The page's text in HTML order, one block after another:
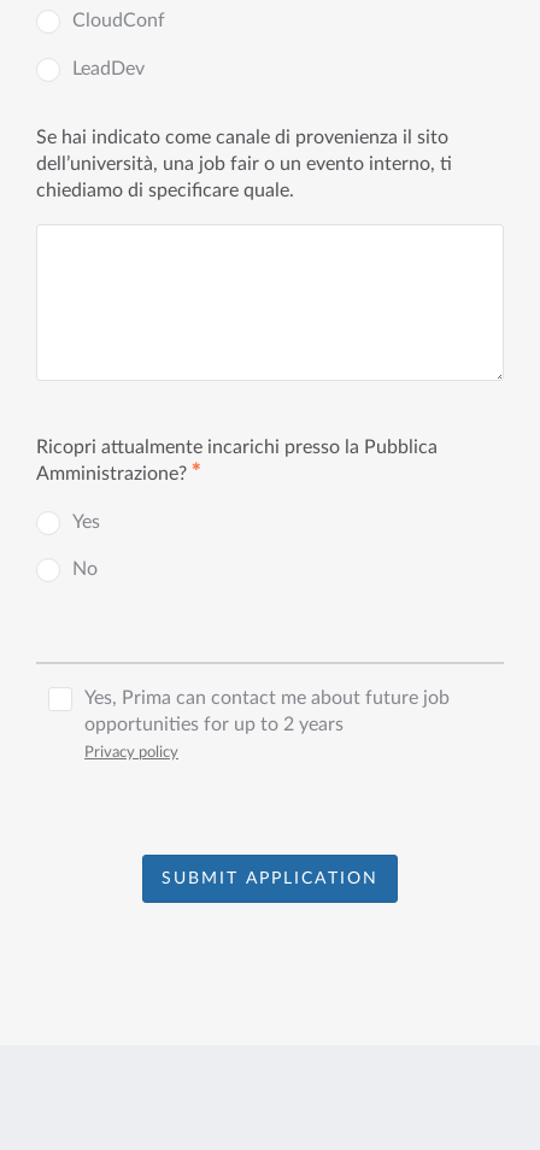
CloudConf
LeadDev
Se hai indicato come canale di provenienza il sito
dell’università, una job fair o un evento interno, ti
chiediamo di specificare quale.
Ricopri attualmente incarichi presso la Pubblica
Amministrazione? ✱
Yes
No
Yes, Prima can contact me about future job
opportunities for up to 2 years
Privacy policy
SUBMIT APPLICATION